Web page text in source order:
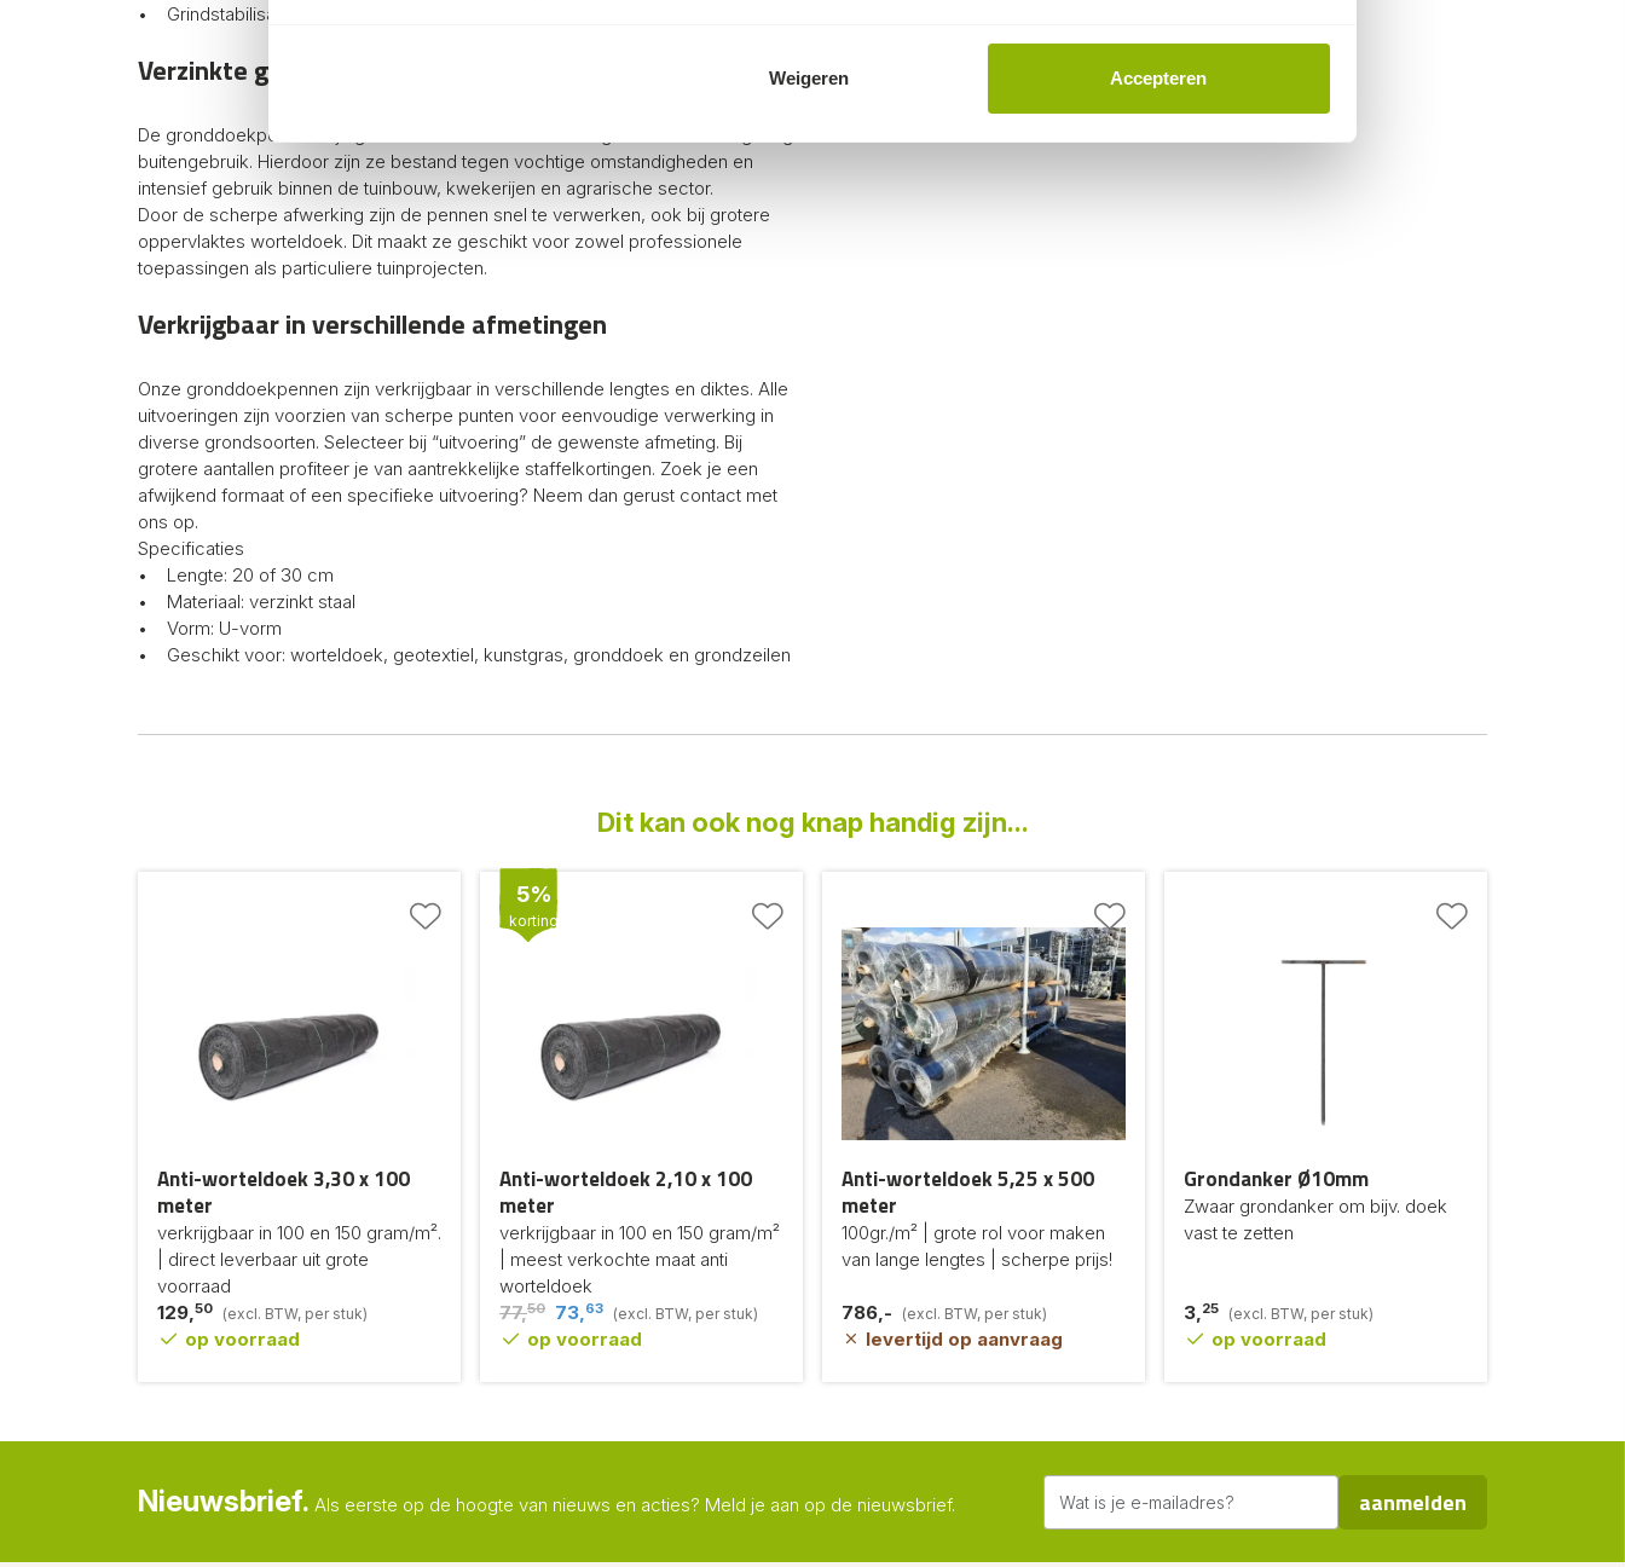
Weigeren Accepteren
• Grindstabilisatieplaten
Verzinkte grondpennen voor professioneel gebruik
De gronddoekpennen zijn gemaakt van verzinkt staal en geschikt voor langdurig
buitengebruik. Hierdoor zijn ze bestand tegen vochtige omstandigheden en
intensief gebruik binnen de tuinbouw, kwekerijen en agrarische sector.
Door de scherpe afwerking zijn de pennen snel te verwerken, ook bij grotere
oppervlaktes worteldoek. Dit maakt ze geschikt voor zowel professionele
toepassingen als particuliere tuinprojecten.
Verkrijgbaar in verschillende afmetingen
Onze gronddoekpennen zijn verkrijgbaar in verschillende lengtes en diktes. Alle
uitvoeringen zijn voorzien van scherpe punten voor eenvoudige verwerking in
diverse grondsoorten. Selecteer bij “uitvoering” de gewenste afmeting. Bij
grotere aantallen profiteer je van aantrekkelijke staffelkortingen. Zoek je een
afwijkend formaat of een specifieke uitvoering? Neem dan gerust contact met
ons op.
Specificaties
• Lengte: 20 of 30 cm
• Materiaal: verzinkt staal
• Vorm: U-vorm
• Geschikt voor: worteldoek, geotextiel, kunstgras, gronddoek en grondzeilen
Dit kan ook nog knap handig zijn...
Anti-worteldoek 3,30 x 100
meter
verkrijgbaar in 100 en 150 gram/m².
| direct leverbaar uit grote
voorraad
129,50 (excl. BTW, per stuk)
op voorraad
5%
korting
Anti-worteldoek 2,10 x 100
meter
verkrijgbaar in 100 en 150 gram/m²
| meest verkochte maat anti
worteldoek
77,50 73,63 (excl. BTW, per stuk)
op voorraad
Anti-worteldoek 5,25 x 500
meter
100gr./m² | grote rol voor maken
van lange lengtes | scherpe prijs!
786,- (excl. BTW, per stuk)
levertijd op aanvraag
Grondanker Ø10mm
Zwaar grondanker om bijv. doek
vast te zetten
3,25 (excl. BTW, per stuk)
op voorraad
Nieuwsbrief. Als eerste op de hoogte van nieuws en acties? Meld je aan op de nieuwsbrief. aanmelden